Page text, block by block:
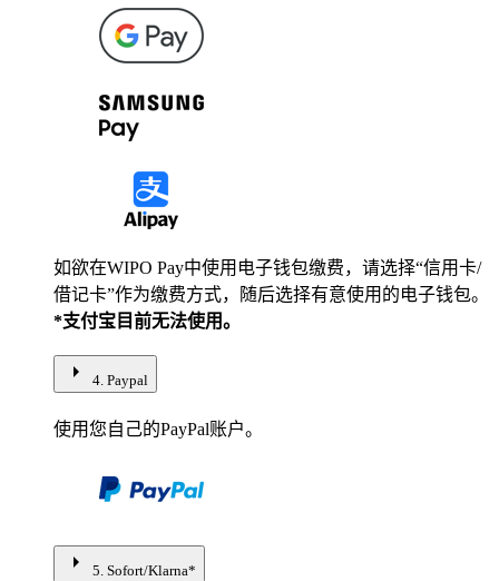
如欲在WIPO Pay中使用电子钱包缴费，请选择“信用卡/
借记卡”作为缴费方式，随后选择有意使用的电子钱包。
*支付宝目前无法使用。
arrow_right 4. Paypal
使用您自己的PayPal账户。
arrow_right 5. Sofort/Klarna*